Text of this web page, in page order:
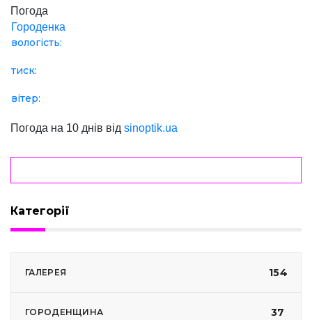
Погода
Городенка
вологість:
тиск:
вітер:
Погода на 10 днів від sinoptik.ua
Категорії
ГАЛЕРЕЯ 154
ГОРОДЕНЩИНА 37